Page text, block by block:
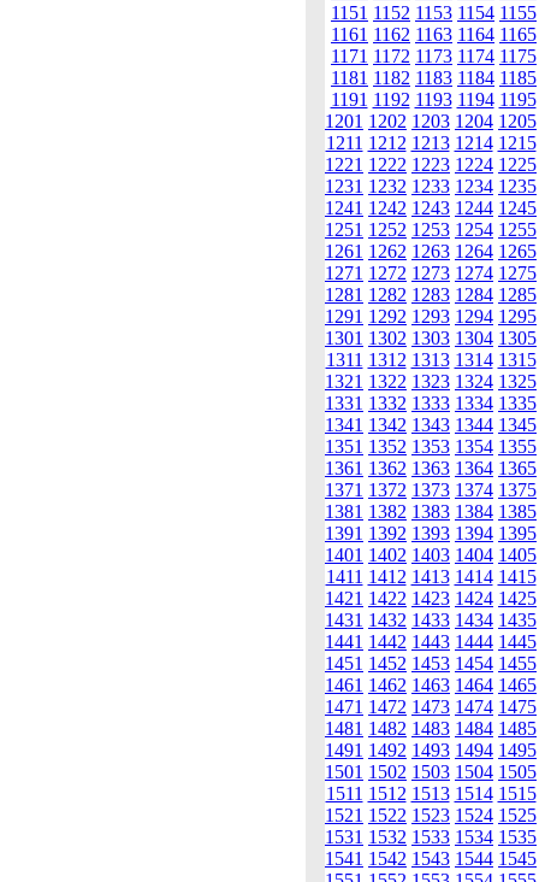
1151 1152 1153 1154 1155
1161 1162 1163 1164 1165
1171 1172 1173 1174 1175
1181 1182 1183 1184 1185
1191 1192 1193 1194 1195
1201 1202 1203 1204 1205
1211 1212 1213 1214 1215
1221 1222 1223 1224 1225
1231 1232 1233 1234 1235
1241 1242 1243 1244 1245
1251 1252 1253 1254 1255
1261 1262 1263 1264 1265
1271 1272 1273 1274 1275
1281 1282 1283 1284 1285
1291 1292 1293 1294 1295
1301 1302 1303 1304 1305
1311 1312 1313 1314 1315
1321 1322 1323 1324 1325
1331 1332 1333 1334 1335
1341 1342 1343 1344 1345
1351 1352 1353 1354 1355
1361 1362 1363 1364 1365
1371 1372 1373 1374 1375
1381 1382 1383 1384 1385
1391 1392 1393 1394 1395
1401 1402 1403 1404 1405
1411 1412 1413 1414 1415
1421 1422 1423 1424 1425
1431 1432 1433 1434 1435
1441 1442 1443 1444 1445
1451 1452 1453 1454 1455
1461 1462 1463 1464 1465
1471 1472 1473 1474 1475
1481 1482 1483 1484 1485
1491 1492 1493 1494 1495
1501 1502 1503 1504 1505
1511 1512 1513 1514 1515
1521 1522 1523 1524 1525
1531 1532 1533 1534 1535
1541 1542 1543 1544 1545